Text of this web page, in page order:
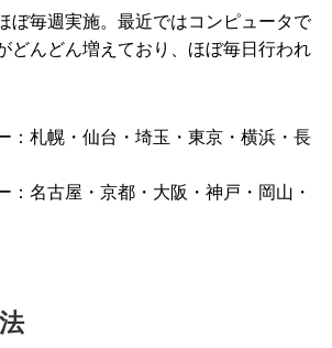
ぼ毎週実施。最近ではコンピュータで
どんどん増えており、ほぼ毎日行われ
：札幌・仙台・埼玉・東京・横浜・長
：名古屋・京都・大阪・神戸・岡山・